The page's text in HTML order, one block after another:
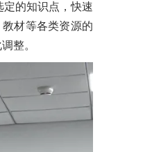
的知识点，快速
材等各类资源的
整。